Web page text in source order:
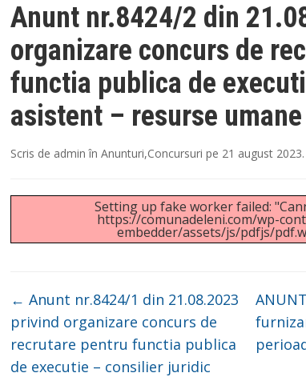
Anunt nr.8424/2 din
organizare concurs de
functia publica de
asistent – resurse umane
Scris de admin în Anunturi,Concursuri pe 21 august 2023.
Setting up fake worker failed:
https://comunadeleni.com/wp-
embedder/assets/js/pdfjs/
← Anunt nr.8424/1 din 21.08.2023
privind organizare concurs de
recrutare pentru functia publica
de executie – consilier juridic